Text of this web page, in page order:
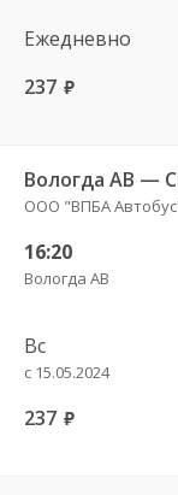
Ежедневно
237 руб.
Вологда АВ —
ООО "ВПБА
16:20
Вологда АВ
Вс
с 15.05.2024
237 руб.